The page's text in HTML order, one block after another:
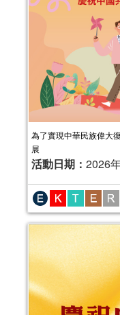
為了實現中華民族偉大
展
活動日期： 2026